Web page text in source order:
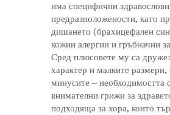
има специфични
предразположености, като
дишането (брахицефален
кожни алергии и гръбначни
Сред плюсовете му са
характер и малките размери,
минусите – необходимостта
внимателни грижи за
подходяща за хора, които